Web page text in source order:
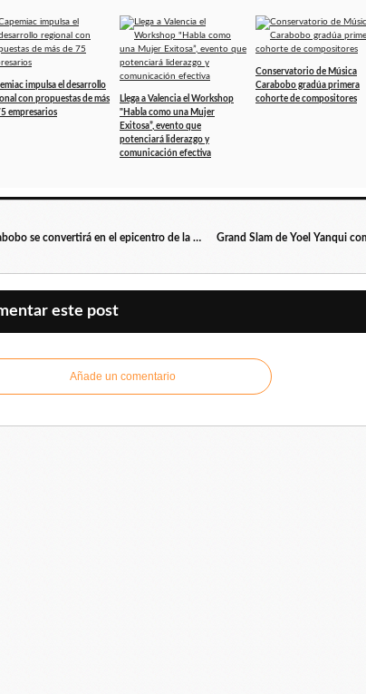
impulsa el desarrollo
con propuestas de más
empresarios
Llega a Valencia el Workshop
"Habla como una Mujer
Exitosa”, evento que
potenciará liderazgo y
comunicación efectiva
Conservatorio de Música
Carabobo gradúa primera
cohorte de compositores
Carabobo se convertirá en el epicentro de la cocina regional el próximo 22 de mayo
este post
Añade un comentario